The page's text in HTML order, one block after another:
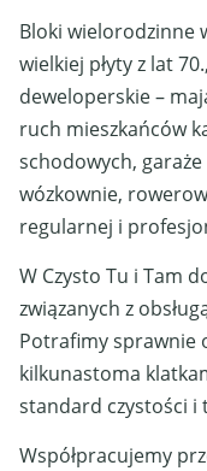
Bloki wielorodzinne
wielkiej płyty z lat
deweloperskie –
ruch mieszkańców
schodowych,
wózkownie,
regularnej i
W Czysto Tu i Tam
związanych z
Potrafimy sprawnie
kilkunastoma
standard czystości i
Współpracujemy